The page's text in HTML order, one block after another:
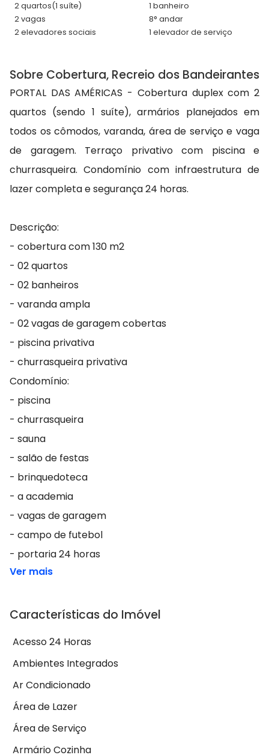
2 quartos(1 suíte)
1 banheiro
2 vagas
8° andar
2 elevadores sociais
1 elevador de serviço
Sobre Cobertura, Recreio dos Bandeirantes
PORTAL DAS AMÉRICAS - Cobertura duplex com 2
quartos (sendo 1 suíte), armários planejados em
todos os cômodos, varanda, área de serviço e vaga
de garagem. Terraço privativo com piscina e
churrasqueira. Condomínio com infraestrutura de
lazer completa e segurança 24 horas.
Descrição:
- cobertura com 130 m2
- ⁠02 quartos
- ⁠02 banheiros
- ⁠varanda ampla
- ⁠02 vagas de garagem cobertas
- ⁠piscina privativa
- ⁠churrasqueira privativa
Condomínio:
- piscina
- ⁠churrasqueira
- ⁠sauna
- ⁠salão de festas
- ⁠brinquedoteca
- ⁠a academia
- ⁠vagas de garagem
- ⁠campo de futebol
- ⁠portaria 24 horas
Ver mais
Características do Imóvel
Acesso 24 Horas
Ambientes Integrados
Ar Condicionado
Área de Lazer
Área de Serviço
Armário Cozinha